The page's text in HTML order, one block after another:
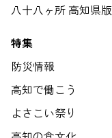
八十八ヶ所 高知県版
特集
防災情報
高知で働こう
よさこい祭り